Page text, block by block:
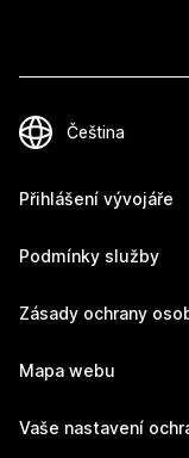
Přihlášení vývojáře
Podmínky služby
Zásady ochrany
Mapa webu
Vaše nastavení